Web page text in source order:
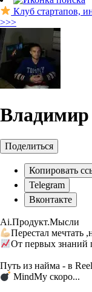
Клуб стартапов,
>>>
Поделиться
Копировать
Telegram
Вконтакте
Ai.Продукт.Мысли
Перестал мечтать
От первых знаний
Путь из найма - в
MindMy скоро...